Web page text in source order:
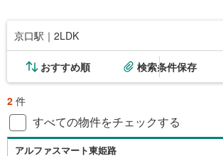
京口駅｜2LDK
おすすめ順 検索条件保存
2 件
すべての物件をチェックする
アルファスマート東姫路